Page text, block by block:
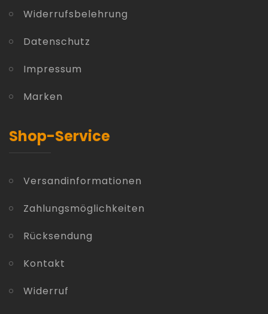
Widerrufsbelehrung
Datenschutz
Impressum
Marken
Shop-Service
Versandinformationen
Zahlungsmöglichkeiten
Rücksendung
Kontakt
Widerruf